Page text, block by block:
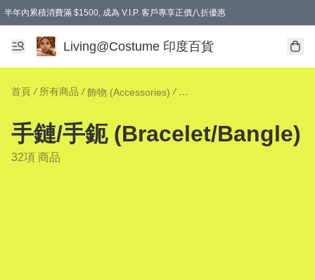
半年內累積消費滿 $1500, 成為 V.I.P. 客戶專享正價八折優惠
滿$600免本地運費
Living@Costume 印度百貨
首頁 / 所有商品 / 飾物 (Accessories) / 手鏈/手鈪 (Bracelet/Bangle)
手鏈/手鈪 (Bracelet/Bangle)
32項 商品